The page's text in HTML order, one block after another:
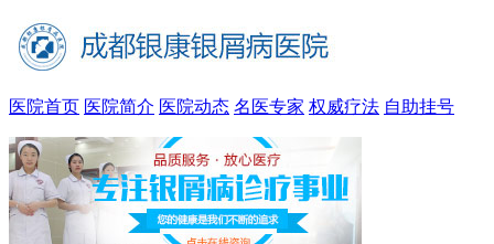
医院首页 医院简介 医院动态 名医专家 权威疗法 自助挂号